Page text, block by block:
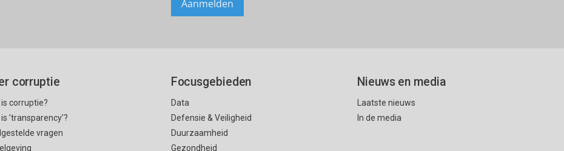
corruptie
corruptie?
’transparency’?
vragen
Focusgebieden
Data
Defensie & Veiligheid
Duurzaamheid
Gezondheid
Nieuws en media
Laatste nieuws
In de media